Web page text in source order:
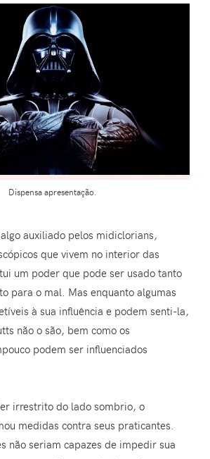
Dispensa apresentação.
auxiliado pelos midiclorians,
que vivem no interior das
um poder que pode ser usado tanto
para o mal. Mas enquanto algumas
à sua influência e podem senti-la,
não o são, bem como os
podem ser influenciados
irrestrito do lado sombrio, o
medidas contra seus praticantes.
não seriam capazes de impedir sua